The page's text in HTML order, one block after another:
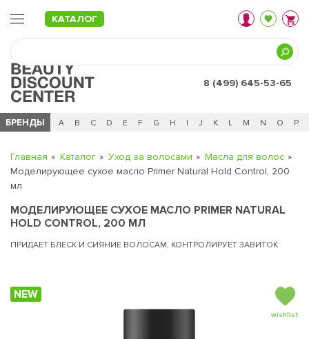
КАТАЛОГ
8 (499) 645-53-65
БРЕНДЫ
Ч 0 - 9 A B C D E F G H I J K L M N O P
Главная Каталог Уход за волосами
Масла для волос
Моделирующее сухое масло Primer Natural Hold Control, 200
мл
МОДЕЛИРУЮЩЕЕ СУХОЕ МАСЛО PRIMER NATURAL
HOLD CONTROL, 200 МЛ
ПРИДАЕТ БЛЕСК И СИЯНИЕ ВОЛОСАМ, КОНТРОЛИРУЕТ ЗАВИТОК
NEW
wishlist